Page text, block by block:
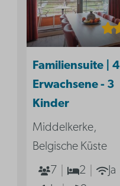
Familiensuite | 4
Erwachsene - 3
Kinder
Middelkerke,
Belgische Küste
7
2
Ja